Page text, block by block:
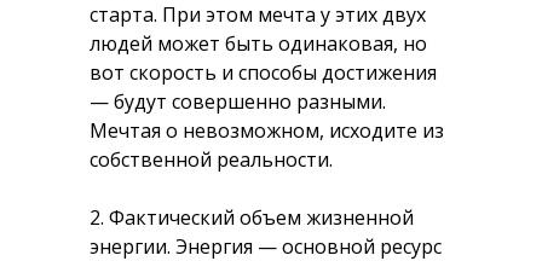
старта. При этом мечта у этих двух
людей может быть одинаковая, но
вот скорость и способы достижения
— будут совершенно разными.
Мечтая о невозможном, исходите из
собственной реальности.
2. Фактический объем жизненной
энергии. Энергия — основной ресурс